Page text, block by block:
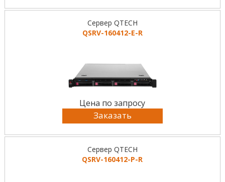
Сервер QTECH
QSRV-160412-E-R
Цена по запросу
Заказать
Сервер QTECH
QSRV-160412-P-R